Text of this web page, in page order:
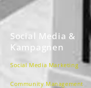
Social Media &
Kampagnen
Social Media Marketing
Community Management